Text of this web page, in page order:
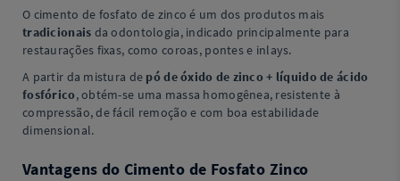
O cimento de fosfato de zinco é um dos produtos mais
tradicionais da odontologia, indicado principalmente para
restaurações fixas, como coroas, pontes e inlays.
A partir da mistura de pó de óxido de zinco + líquido de ácido
fosfórico, obtém-se uma massa homogênea, resistente à
compressão, de fácil remoção e com boa estabilidade
dimensional.
Vantagens do Cimento de Fosfato Zinco